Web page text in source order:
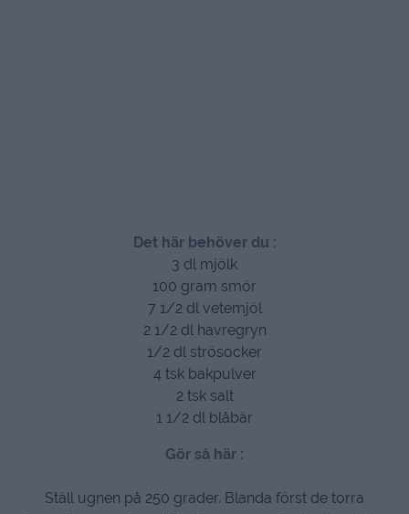
Det här behöver du :
3 dl mjölk
100 gram smör
7 1/2 dl vetemjöl
2 1/2 dl havregryn
1/2 dl strösocker
4 tsk bakpulver
2 tsk salt
1 1/2 dl blåbär
Gör så här :
Ställ ugnen på 250 grader. Blanda först de torra